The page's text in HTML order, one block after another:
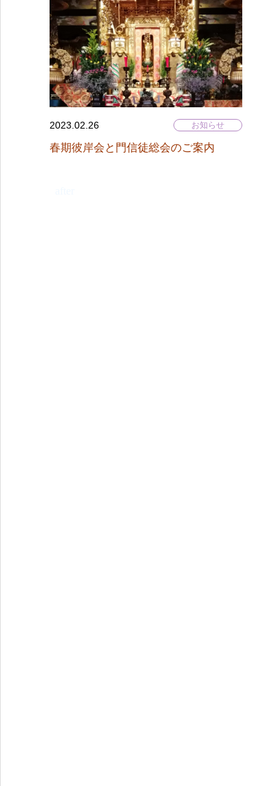
2023.02.26 お知らせ
春期彼岸会と門信徒総会のご案内